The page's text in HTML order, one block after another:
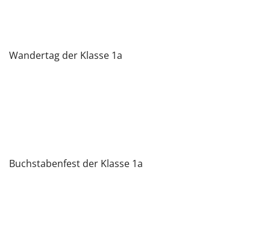
Wandertag der Klasse 1a
Buchstabenfest der Klasse 1a